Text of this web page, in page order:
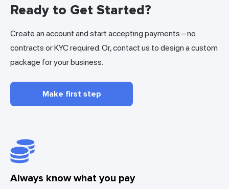
Ready to Get Started?
Create an account and start accepting payments – no
contracts or KYC required. Or, contact us to design a custom
package for your business.
Make first step
Always know what you pay